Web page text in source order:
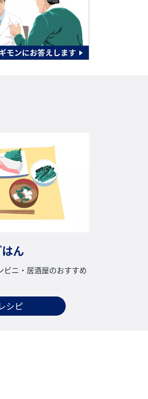
ん
ビニ・居酒屋のおすすめ
シピ